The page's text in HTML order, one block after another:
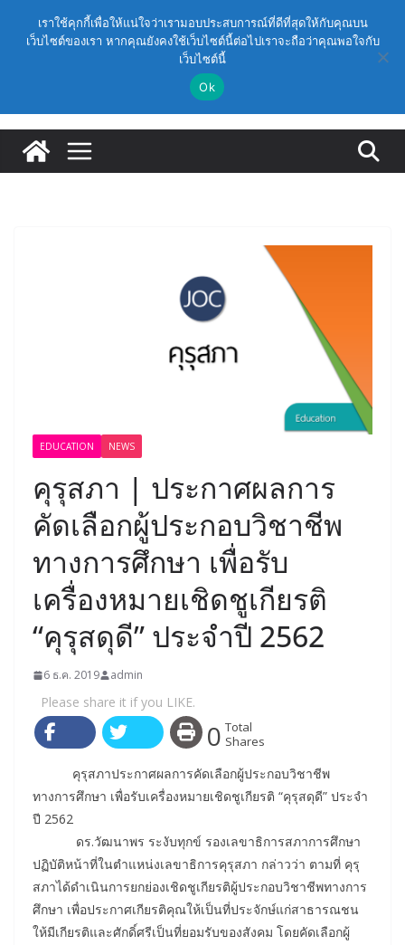
วันศุกร์, สิงหาคม 7, 2026
Latest: ก.ค.ศ. อนุมัติให้ข้าราชการครูและบุคลากรทางการศึกษามี
และเลื่อนเป็นวิทยฐานะเชี่ยวชาญ (ครั้งที่ 9/2569)
(สพฐ.) โมดูลที่ 1 : การประกันคุณภาพภายในสถานศึกษา
และการประยุกต์ใช้ปัญญาประดิษฐ์ (AI)
การประกันคุณภาพภายในสถานศึกษา ด้วยปัญญาประดิษฐ์
(AI) ในรูปแบบออนไลน์
ก.ค.ศ. เห็นชอบ รายละเอียดการดำเนินการคัดเลือกบุคคล
ก.ค.ศ. | ว 12/2568 หลักเกณฑ์และวิธีการคัดเลือกบุคคล
เพื่อบรรจุและแต่งตั้งให้ดำรงตำแหน่งรองผู้อำนวยการ
สถานศึกษาและผู้อำนวยการสถานศึกษา สังกัดกระทรวง
EDUCATION NEWS
คุรุสภา | ประกาศผลการ
คัดเลือกผู้ประกอบวิชาชีพ
ทางการศึกษา เพื่อรับ
เครื่องหมายเชิดชูเกียรติ
“คุรุสดุดี” ประจำปี 2562
6 ธ.ค. 2019 admin
Please share it if you LIKE.
0 Total
Shares
คุรุสภาประกาศผลการคัดเลือกผู้ประกอบวิชาชีพ
ทางการศึกษา เพื่อรับเครื่องหมายเชิดชูเกียรติ “คุรุสดุดี” ประจำ
ปี 2562
ดร.วัฒนาพร ระงับทุกข์ รองเลขาธิการสภาการศึกษา
ปฏิบัติหน้าที่ในตำแหน่งเลขาธิการคุรุสภา กล่าวว่า ตามที่ คุรุ
สภาได้ดำเนินการยกย่องเชิดชูเกียรติผู้ประกอบวิชาชีพทางการ
ศึกษา เพื่อประกาศเกียรติคุณให้เป็นที่ประจักษ์แก่สาธารณชน
ให้มีเกียรติและศักดิ์ศรีเป็นที่ยอมรับของสังคม โดยคัดเลือกผู้
เราใช้คุกกี้เพื่อให้แน่ใจว่าเรามอบประสบการณ์ที่ดีที่สุดให้กับคุณบน
เว็บไซต์ของเรา หากคุณยังคงใช้เว็บไซต์นี้ต่อไปเราจะถือว่าคุณพอใจกับ
เว็บไซต์นี้
Ok